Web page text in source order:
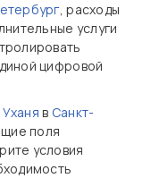
, расходы
услуги
цифровой
Уханя в Санкт-
поля
условия